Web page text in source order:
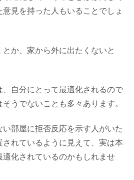
見を持った人もいることでしょ
か、家から外に出たくないと
自分にとって最適化されるので
うでないことも多々あります。
部屋に拒否反応を示す人がいた
されているように見えて、実は本
適化されているのかもしれませ